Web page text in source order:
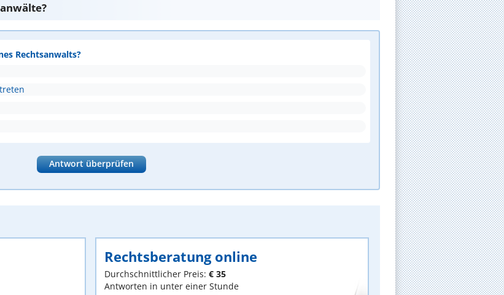
Rechtsanwalts?
Antwort überprüfen
Rechtsberatung online
Durchschnittlicher Preis: € 35
Antworten in unter einer Stunde